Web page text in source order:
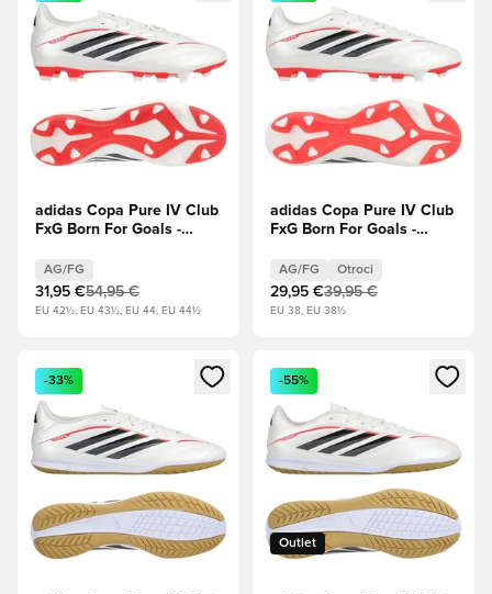
adidas Copa Pure IV Club
FxG Born For Goals -
Metallic/Jedro
črna/Lucidno rdeča
AG/FG
31,95 €54,95 €
EU 42½, EU 43½, EU 44, EU 44½
adidas Copa Pure IV Club
FxG Born For Goals -
Metallic/Jedro
črna/Lucidno rdeča Otroci
AG/FG Otroci
29,95 €39,95 €
EU 38, EU 38½
Odpre Modal za prijavo ali vpis kot član
-33%
Odpre Modal za prijavo ali
Outlet
-55%